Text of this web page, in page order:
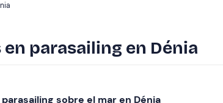
parasailing en Dénia
sobre el mar en Dénia